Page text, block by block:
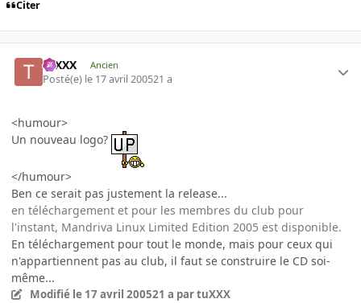
Citer
tuXXX Ancien
Posté(e) le 17 avril 200521 a
<humour>
Un nouveau logo?
</humour>
Ben ce serait pas justement la release...
en téléchargement et pour les membres du club pour
l'instant, Mandriva Linux Limited Edition 2005 est disponible.
En téléchargement pour tout le monde, mais pour ceux qui
n'appartiennent pas au club, il faut se construire le CD soi-
même...
Modifié le 17 avril 200521 a par tuXXX